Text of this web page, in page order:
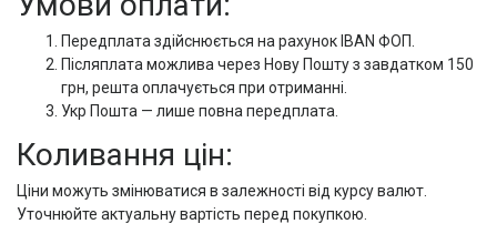
Передплата здійснюється на рахунок IBAN ФОП.
Післяплата можлива через Нову Пошту з завдатком 150
грн, решта оплачується при отриманні.
Укр Пошта — лише повна передплата.
Коливання цін:
Ціни можуть змінюватися в залежності від курсу валют.
Уточнюйте актуальну вартість перед покупкою.